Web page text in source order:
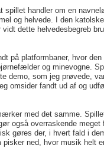
spillet handler om en
og helvede. I den
dette helvedesbegreb
på platformbaner, hvor
og minevogne.
demo, som jeg prøvede,
omsider fandt ud af og
med det samme.
også overraskende meget
gøres der, i hvert fald i
ned, hvor musik helt